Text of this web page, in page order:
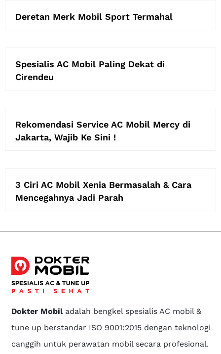
Deretan Merk Mobil Sport Termahal
Spesialis AC Mobil Paling Dekat di
Cirendeu
Rekomendasi Service AC Mobil Mercy di
Jakarta, Wajib Ke Sini !
3 Ciri AC Mobil Xenia Bermasalah & Cara
Mencegahnya Jadi Parah
Dokter Mobiladalah bengkel spesialis AC mobil &
tune up berstandar ISO 9001:2015 dengan teknologi
canggih untuk perawatan mobil secara profesional.